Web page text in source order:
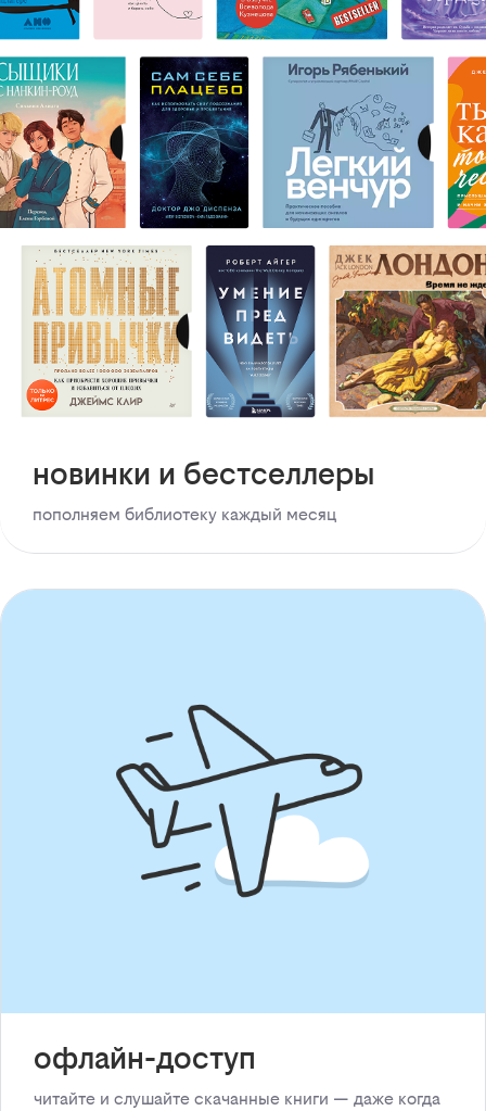
новинки и бестселлеры
пополняем библиотеку каждый месяц
офлайн-доступ
читайте и слушайте скачанные книги — даже когда